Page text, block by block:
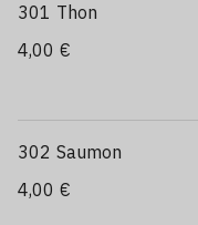
301 Thon
4,00 €
302 Saumon
4,00 €